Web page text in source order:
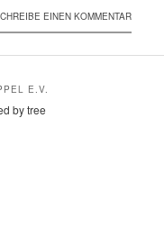
EINEN KOMMENTAR
E.V.
by tree